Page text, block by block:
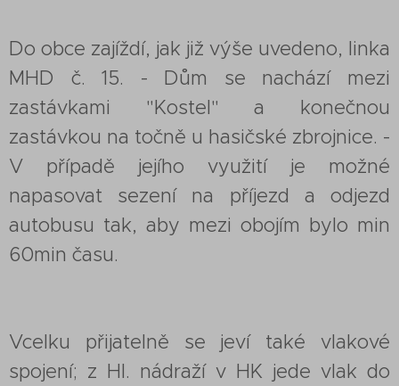
Do obce zajíždí, jak již výše uvedeno, linka
MHD č. 15. - Dům se nachází mezi
zastávkami "Kostel" a konečnou
zastávkou na točně u hasičské zbrojnice. -
V případě jejího využití je možné
napasovat sezení na příjezd a odjezd
autobusu tak, aby mezi obojím bylo min
60min času.
Vcelku přijatelně se jeví také vlakové
spojení; z Hl. nádraží v HK jede vlak do